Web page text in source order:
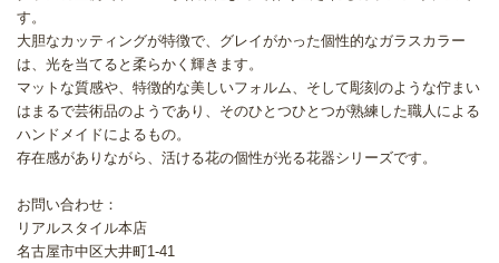
す。
大胆なカッティングが特徴で、グレイがかった個性的なガラスカラー
は、光を当てると柔らかく輝きます。
マットな質感や、特徴的な美しいフォルム、そして彫刻のような佇まい
はまるで芸術品のようであり、そのひとつひとつが熟練した職人による
ハンドメイドによるもの。
存在感がありながら、活ける花の個性が光る花器シリーズです。
お問い合わせ：
リアルスタイル本店
名古屋市中区大井町1-41